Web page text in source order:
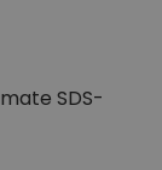
SDS-